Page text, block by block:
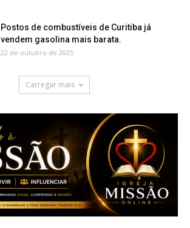
Postos de combustíveis de Curitiba já
vendem gasolina mais barata.
22 de outubro de 2025
Carregar mais